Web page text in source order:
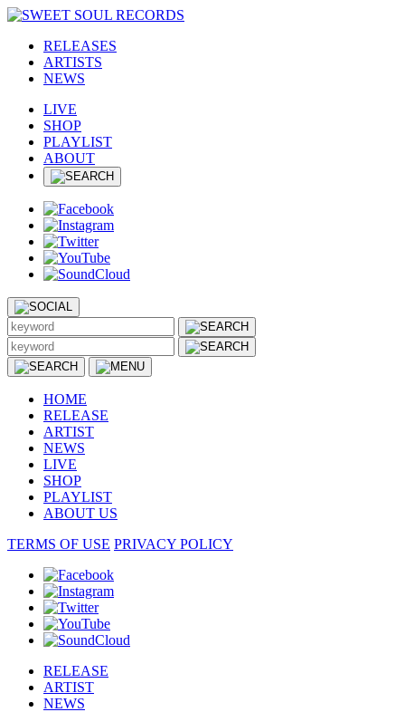
RELEASES
ARTISTS
NEWS
LIVE
SHOP
PLAYLIST
ABOUT
HOME
RELEASE
ARTIST
NEWS
LIVE
SHOP
PLAYLIST
ABOUT US
TERMS OF USE PRIVACY POLICY
RELEASE
ARTIST
NEWS